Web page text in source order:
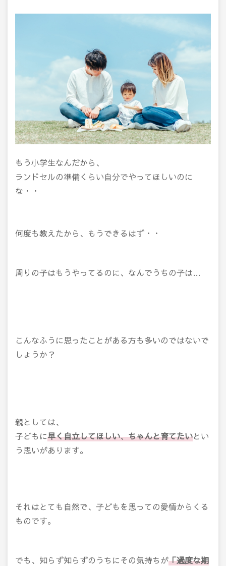
もう小学生なんだから、
ランドセルの準備くらい自分でやってほしいのに
な・・
何度も教えたから、もうできるはず・・
周りの子はもうやってるのに、なんでうちの子は…
こんなふうに思ったことがある方も多いのではないで
しょうか？
親としては、
子どもに早く自立してほしい、ちゃんと育てたいとい
う思いがあります。
それはとても自然で、子どもを思っての愛情からくる
ものです。
でも、知らず知らずのうちにその気持ちが「過度な期